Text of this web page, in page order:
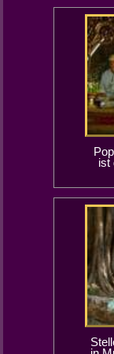
ist